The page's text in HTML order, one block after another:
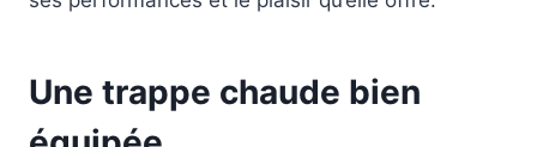
Une trappe chaude bien